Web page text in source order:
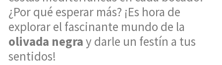
¿Por qué esperar más? ¡Es hora de
explorar el fascinante mundo de la
olivada negray darle un festín a tus
sentidos!